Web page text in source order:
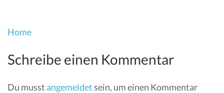
Beitragsnavigation
Home
Schreibe einen Kommentar
Du musst angemeldetsein, um einen Kommentar